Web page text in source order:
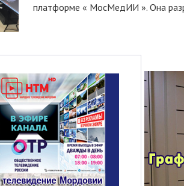
платформе « МосМедИИ ». Она